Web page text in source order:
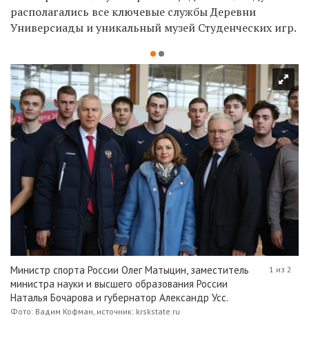
располагались все ключевые службы Деревни
Универсиады и уникальный музей Студенческих игр.
Министр спорта России Олег Матыцин, заместитель
министра науки и высшего образования России
Наталья Бочарова и губернатор Александр Усс.
Фото: Вадим Кофман, источник: krskstate.ru
1 из 2